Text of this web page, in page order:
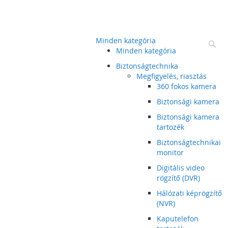
Minden kategória
Minden kategória
Biztonságtechnika
Megfigyelés, riasztás
360 fokos kamera
Biztonsági kamera
Biztonsági kamera
tartozék
Biztonságtechnikai
monitor
Digitális video
rögzítő (DVR)
Hálózati képrögzítő
(NVR)
Kaputelefon